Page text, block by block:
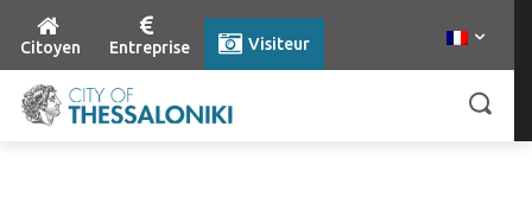
Citoyen Entreprise Visiteur